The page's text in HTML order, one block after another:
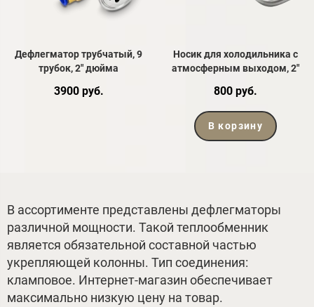
Дефлегматор трубчатый, 9
трубок, 2" дюйма
3900 руб.
Носик для холодильника с
атмосферным выходом, 2"
800 руб.
В корзину
В ассортименте представлены дефлегматоры
различной мощности. Такой теплообменник
является обязательной составной частью
укрепляющей колонны. Тип соединения:
кламповое. Интернет-магазин обеспечивает
максимально низкую цену на товар.